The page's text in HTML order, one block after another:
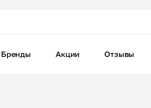
Бренды Акции Отзывы